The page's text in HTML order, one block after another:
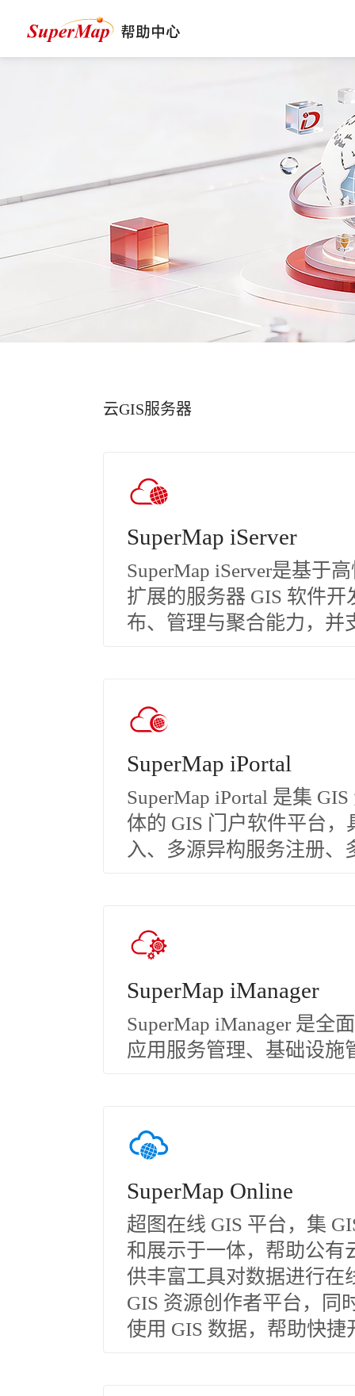
云GIS服务器
SuperMap iServer
SuperMap iServer是基于
扩展的服务器 GIS 软件
布、管理与聚合能力，并
SuperMap iPortal
SuperMap iPortal 是集
体的 GIS 门户软件平台
入、多源异构服务注册、
SuperMap iManager
SuperMap iManager 是全
应用服务管理、基础设施
SuperMap Online
超图在线 GIS 平台，集
和展示于一体，帮助公有
供丰富工具对数据进行在
GIS 资源创作者平台，同
使用 GIS 数据，帮助快捷